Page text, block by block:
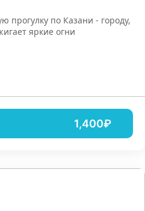
прогулку по Казани - городу,
яркие огни
1,400₽